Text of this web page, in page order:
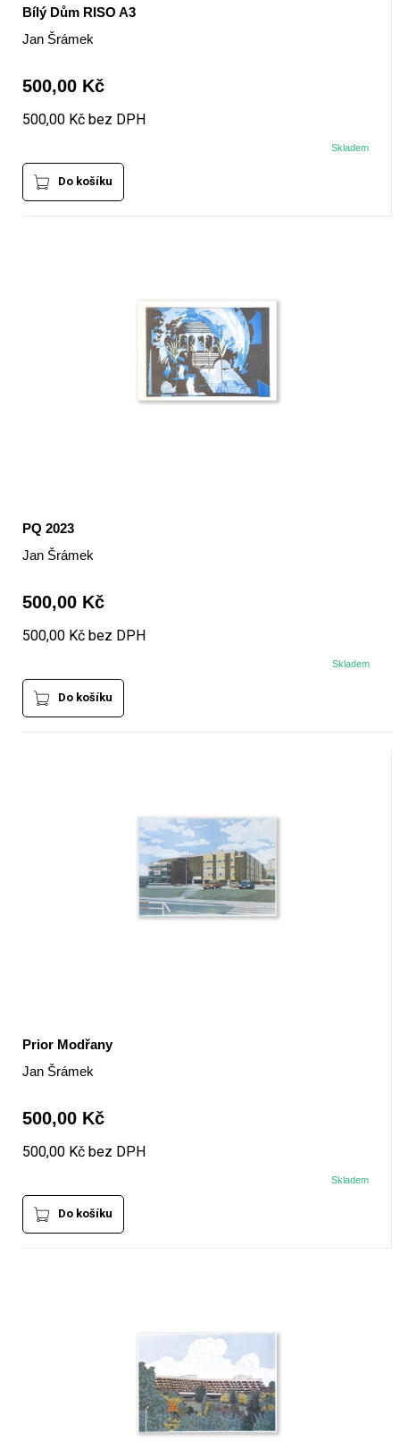
Bílý Dům RISO A3
Jan Šrámek
500,00 Kč
500,00 Kč bez DPH
Skladem
Do košíku
PQ 2023
Jan Šrámek
500,00 Kč
500,00 Kč bez DPH
Skladem
Do košíku
Prior Modřany
Jan Šrámek
500,00 Kč
500,00 Kč bez DPH
Skladem
Do košíku